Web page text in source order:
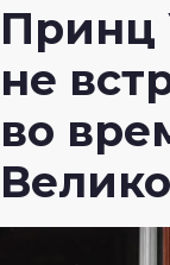
Принц
не
во